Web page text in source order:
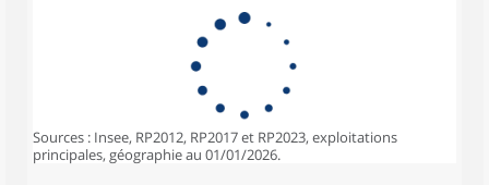
Sources : Insee, RP2012, RP2017 et RP2023, exploitations
principales, géographie au 01/01/2026.